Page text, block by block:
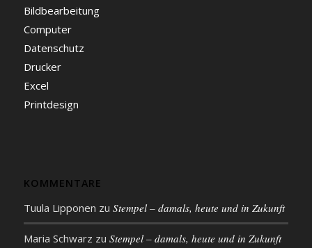
Bildbearbeitung
Computer
Datenschutz
Drucker
Excel
Printdesign
KOMMENTARE
Tuula Lipponen zu Stempel – damals, heute und in Zukunft
Maria Schwarz zu Stempel – damals, heute und in Zukunft